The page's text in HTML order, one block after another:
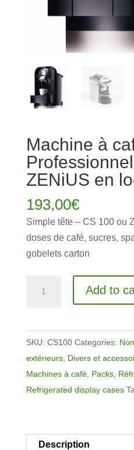
Machine à
ZENiUS en
193,00€
Simple tête – CS 100 ou
doses de café, sucres,
gobelets carton
Nespresso
Professionnel
C100
ou
ZENiUS
quantity
Add to
SKU: CS100 Categories:
extérieurs, Divers et
Machines à café, Packs,
Refrigerated display cases
Description